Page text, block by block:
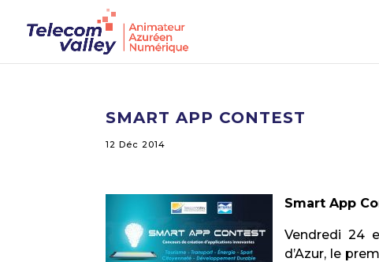
SMART APP CONTEST
12 Déc 2014
Smart App
Vendredi 24
d’Azur, le